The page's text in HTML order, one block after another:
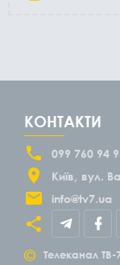
КОНТАКТИ
099 760 94
Київ
вул.
info@tv7.ua
© Телеканал ТВ-